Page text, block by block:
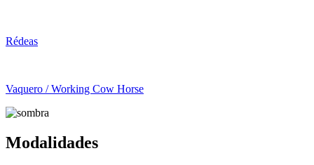
Rédeas
Vaquero / Working Cow Horse
Modalidades